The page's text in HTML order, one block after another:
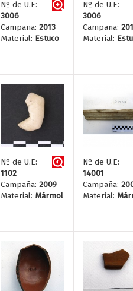
Nº de U.E:
3006
Campaña: 2013
Material: Estuco
Nº de U.E:
3006
Campaña:
Material:
Nº de U.E:
1102
Campaña: 2009
Material: Mármol
Nº de U.E:
14001
Campaña:
Material: